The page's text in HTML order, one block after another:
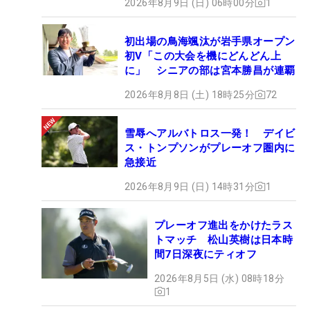
2026年8月9日 (日) 06時00分 1
初出場の鳥海颯汰が岩手県オープン
初V「この大会を機にどんどん上
に」 シニアの部は宮本勝昌が連覇
2026年8月8日 (土) 18時25分 72
雪辱へアルバトロス一発！ デイビ
ス・トンプソンがプレーオフ圏内に
急接近
2026年8月9日 (日) 14時31分 1
プレーオフ進出をかけたラス
トマッチ 松山英樹は日本時
間7日深夜にティオフ
2026年8月5日 (水) 08時18分
1